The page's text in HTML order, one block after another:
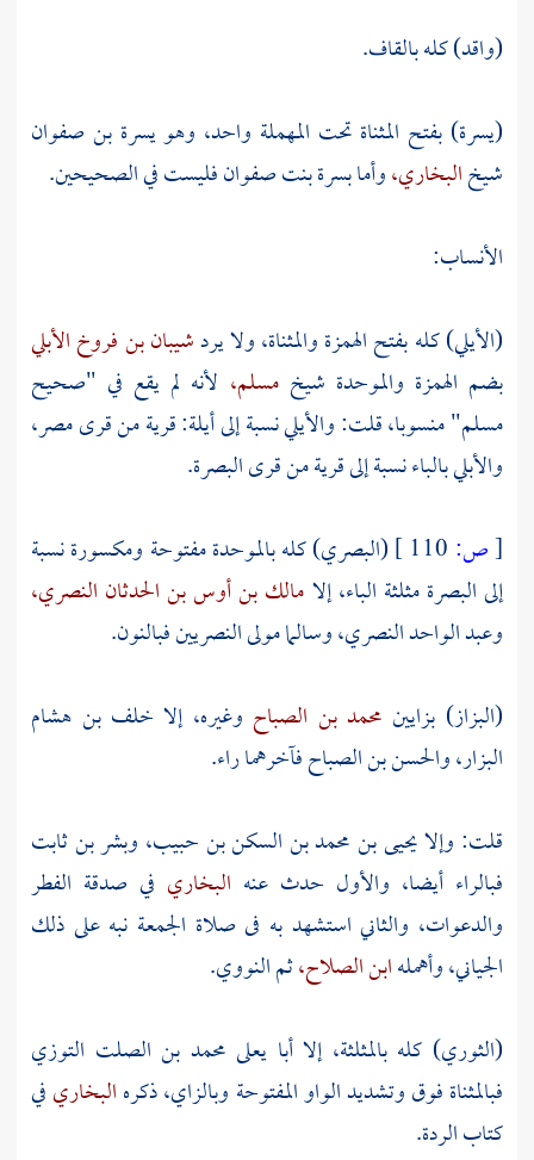
(واقد) كله بالقاف.
(يسرة) بفتح المثناة تحت المهملة واحد، وهويسرة بن صفوان
شيخالبخاري،وأمابسرة بنت صفوانفليست في الصحيحين.
الأنساب:
(الأيلي) كله بفتح الهمزة والمثناة، ولا يردشيبان بن فروخ الأبلي
بضم الهمزة والموحدة شيخمسلم، لأنه لم يقع في "صحيح
مسلم" منسوبا، قلت: والأيلي نسبة إلى أيلة: قرية من قرىمصر،
والأبلي بالباء نسبة إلى قرية من قرىالبصرة.
[ص:
(البصري) كله بالموحدة مفتوحة ومكسورة نسبة
إلى البصرة مثلثة الباء، إلامالك بن أوس بن الحدثان النصري،
وعبد الواحد النصري،وسالما مولى النصريينفبالنون.
(البزاز) بزايين محمد بن الصباح وغيره، إلا خلف بن هشام
البزار،والحسن بن الصباحفآخرهما راء.
قلت: وإلايحيى بن محمد بن السكن بن حبيب، وبشر بن ثابت
فبالراء أيضا، والأول حدث عنه البخاري في صدقة الفطر
والدعوات، والثاني استشهد به فى صلاة الجمعة نبه على ذلك
الجياني،وأهملهابن الصلاح،ثمالنووي.
(الثوري) كله بالمثلثة، إلاأبا يعلى محمد بن الصلت التوزي
فبالمثناة فوق وتشديد الواو المفتوحة وبالزاي، ذكرهالبخاريفي
كتاب الردة.